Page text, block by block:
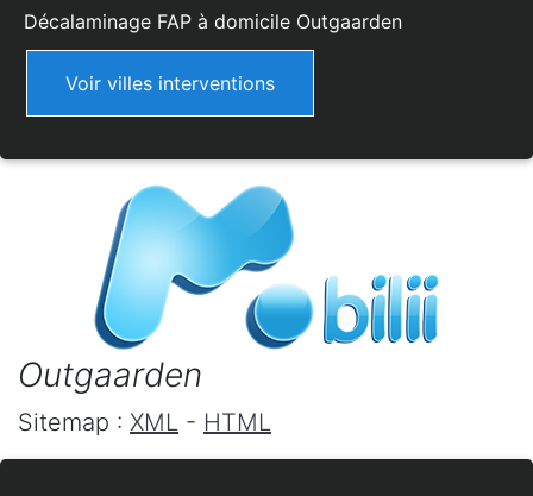
Décalaminage FAP à domicile Outgaarden
Voir villes interventions
Outgaarden
Sitemap : XML - HTML